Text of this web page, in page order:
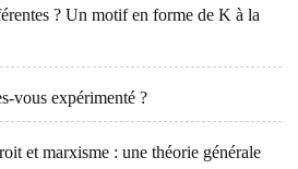
? Un motif en forme de K à la
vous expérimenté ?
et marxisme : une théorie générale